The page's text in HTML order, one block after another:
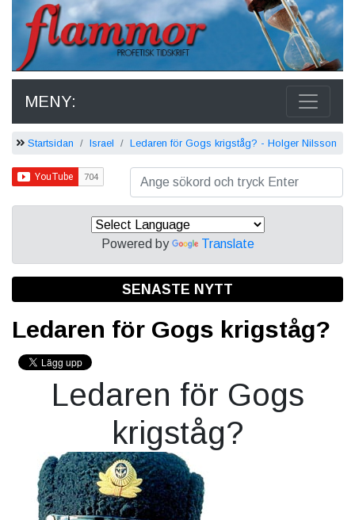
MENY:
Startsidan Israel Ledaren för Gogs krigståg? - Holger Nilsson
Powered by Translate
SENASTE NYTT
Ledaren för Gogs krigståg?
Ledaren för Gogs
krigståg?